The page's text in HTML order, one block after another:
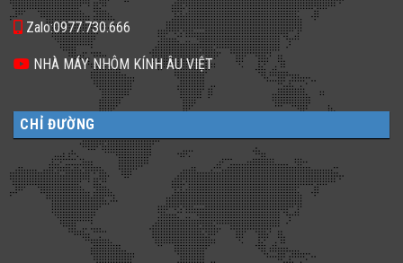
Zalo:0977.730.666
NHÀ MÁY NHÔM KÍNH ÂU VIỆT
CHỈ ĐƯỜNG